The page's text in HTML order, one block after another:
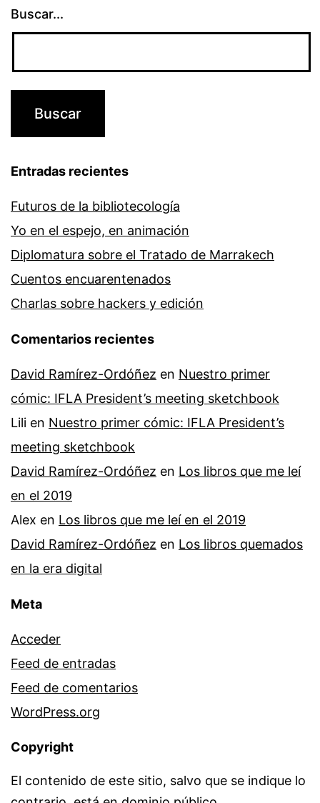
Buscar...
Entradas recientes
Futuros de la bibliotecología
Yo en el espejo, en animación
Diplomatura sobre el Tratado de Marrakech
Cuentos encuarentenados
Charlas sobre hackers y edición
Comentarios recientes
David Ramírez-Ordóñez en Nuestro primer
cómic: IFLA President’s meeting sketchbook
Lili en Nuestro primer cómic: IFLA President’s
meeting sketchbook
David Ramírez-Ordóñez en Los libros que me leí
en el 2019
Alex en Los libros que me leí en el 2019
David Ramírez-Ordóñez en Los libros quemados
en la era digital
Meta
Acceder
Feed de entradas
Feed de comentarios
WordPress.org
Copyright
El contenido de este sitio, salvo que se indique lo